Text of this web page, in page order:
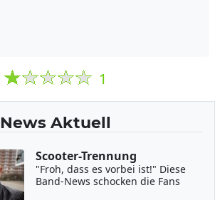
1
News Aktuell
Scooter-Trennung
"Froh, dass es vorbei ist!" Diese
Band-News schocken die Fans